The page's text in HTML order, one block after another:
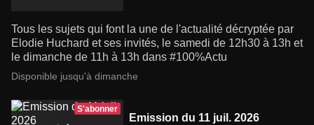
Tous les sujets qui font la une de l'actualité décryptée par
Elodie Huchard et ses invités, le samedi de 12h30 à 13h et
le dimanche de 11h à 13h dans #100%Actu
Disponible jusqu'à dimanche
S'abonner
Emission du 11 juil. 2026